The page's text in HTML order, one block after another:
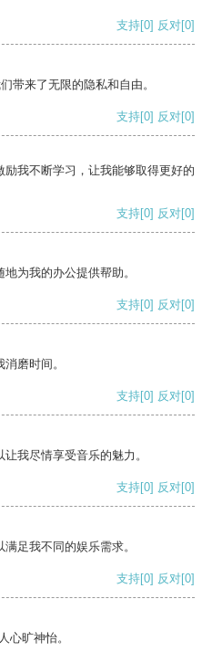
支持[0] 反对[0]
带来了无限的隐私和自由。
支持[0] 反对[0]
我不断学习，让我能够取得更好的
支持[0] 反对[0]
为我的办公提供帮助。
支持[0] 反对[0]
磨时间。
支持[0] 反对[0]
我尽情享受音乐的魅力。
支持[0] 反对[0]
足我不同的娱乐需求。
支持[0] 反对[0]
心旷神怡。